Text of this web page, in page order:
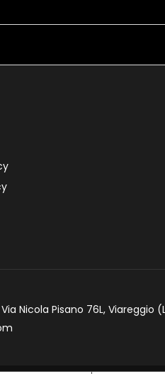
Nicola Pisano 76L, Viareggio